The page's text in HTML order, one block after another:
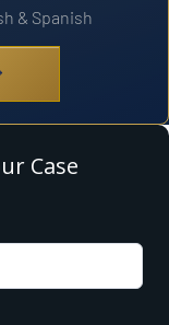
& Spanish